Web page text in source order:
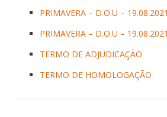
PRIMAVERA – D.O.U –
PRIMAVERA – D.O.U –
TERMO DE ADJUDICAÇÃO
TERMO DE HOMOLOGAÇÃO